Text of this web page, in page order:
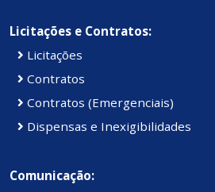
Licitações e Contratos:
Licitações
Contratos
Contratos (Emergenciais)
Dispensas e Inexigibilidades
Comunicação: